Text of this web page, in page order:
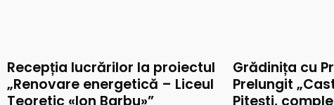
Recepția lucrărilor la proiectul
„Renovare energetică – Liceul
Teoretic «Ion Barbu»”
Grădinița cu
Prelungit
Pitești,